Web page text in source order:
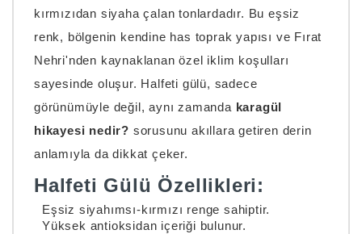
kırmızıdan siyaha çalan tonlardadır. Bu eşsiz
renk, bölgenin kendine has toprak yapısı ve Fırat
Nehri'nden kaynaklanan özel iklim koşulları
sayesinde oluşur. Halfeti gülü, sadece
görünümüyle değil, aynı zamanda karagül
hikayesi nedir? sorusunu akıllara getiren derin
anlamıyla da dikkat çeker.
Halfeti Gülü Özellikleri:
Eşsiz siyahımsı-kırmızı renge sahiptir.
Yüksek antioksidan içeriği bulunur.